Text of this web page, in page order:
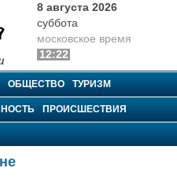
8 августа 2026
суббота
московское время
12:22
ОБЩЕСТВО ТУРИЗМ
ПРОИСШЕСТВИЯ